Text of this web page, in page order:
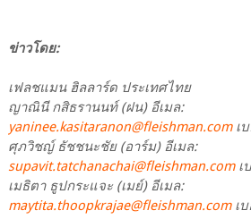
ข่าวโดย:
เฟลชแมน ฮิลลาร์ด ประเทศไทย
ญาณินี กสิธรานนท์ (ฝน) อีเมล:
yaninee.kasitaranon@fleishman.comเบ
ศุภวิชญ์ ธัชชนะชัย (อาร์ม) อีเมล:
supavit.tatchanachai@fleishman.comเ
เมธิตา ธูปกระแจะ (เมย์) อีเมล:
maytita.thoopkrajae@fleishman.comเบ